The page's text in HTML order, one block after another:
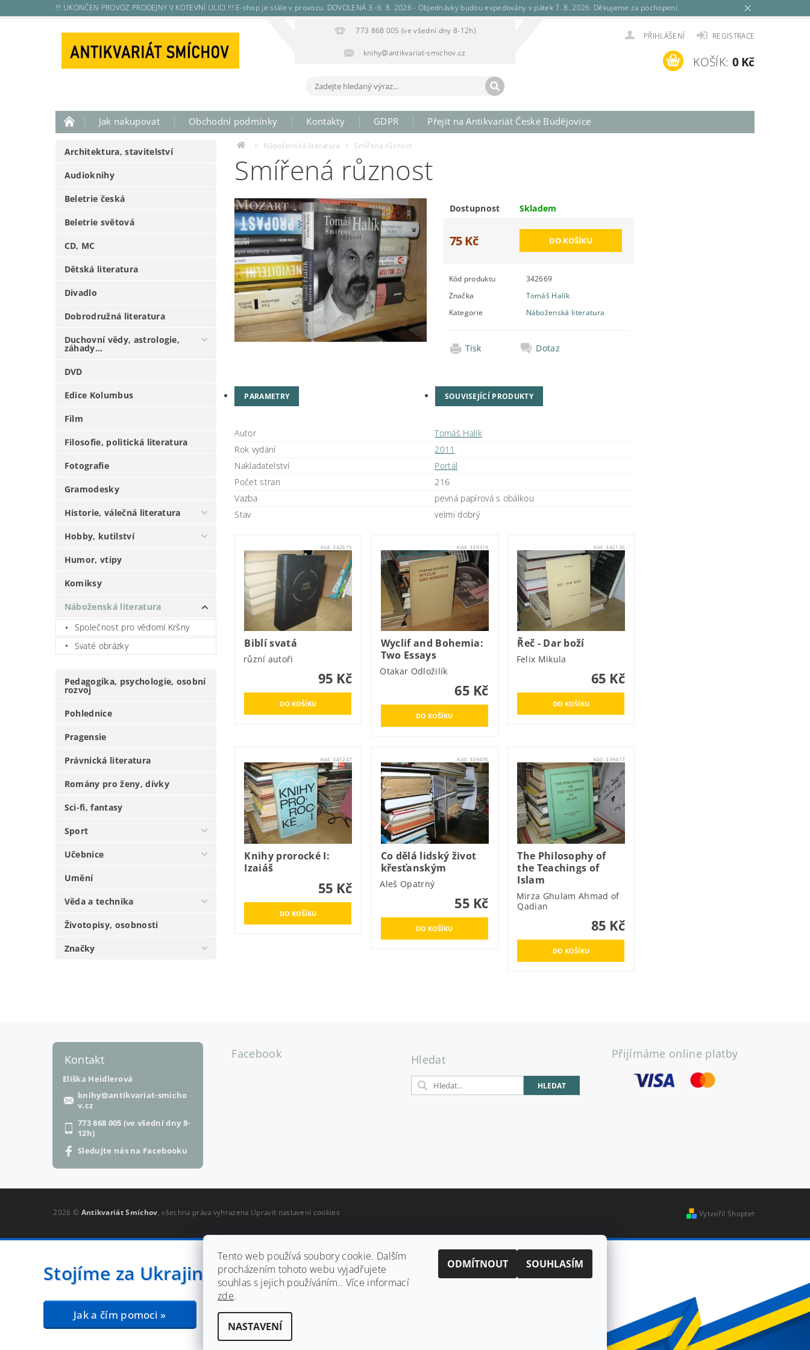
!!! UKONČEN PROVOZ PRODEJNY V KOTEVNÍ ULICI !!! E-shop je stále v provozu. DOVOLENÁ 3.-6. 8. 2026 - Objednávky budou expedovány v pátek 7. 8. 2026. Děkujeme za pochopení.
773 868 005 (ve všední dny 8-12h)
knihy@antikvariat-smichov.cz
PŘIHLÁŠENÍ REGISTRACE
KOŠÍK: 0 Kč
Jak nakupovat Obchodní podmínky Kontakty GDPR Přejít na Antikvariát České Budějovice
Architektura, stavitelství
Audioknihy
Beletrie česká
Beletrie světová
CD, MC
Dětská literatura
Divadlo
Dobrodružná literatura
Duchovní vědy, astrologie,
záhady...
DVD
Edice Kolumbus
Film
Filosofie, politická literatura
Fotografie
Gramodesky
Historie, válečná literatura
Hobby, kutilství
Humor, vtipy
Komiksy
Náboženská literatura
Společnost pro vědomí Kršny
Svaté obrázky
Pedagogika, psychologie, osobní
rozvoj
Pohlednice
Pragensie
Právnická literatura
Romány pro ženy, dívky
Sci-fi, fantasy
Sport
Učebnice
Umění
Věda a technika
Životopisy, osobnosti
Značky
Náboženská literatura Smířená různost
Smířená různost
Dostupnost Skladem
75 Kč
Kód produktu
342669
Značka
Tomáš Halík
Kategorie
Náboženská literatura
Tisk Dotaz
PARAMETRY SOUVISEJÍCÍ PRODUKTY
Autor
Tomáš Halík
Rok vydání
2011
Nakladatelství
Portál
Počet stran
216
Vazba
pevná papírová s obálkou
Stav
velmi dobrý
Kód:342615
Biblí svatá
různí autoři
95 Kč
Kód: 339319
Wyclif and Bohemia:
Two Essays
Otakar Odložilík
65 Kč
Kód:342136
Řeč - Dar boží
Felix Mikula
65 Kč
Kód:341247
Knihy prorocké I:
Izaiáš
55 Kč
Kód: 339476
Co dělá lidský život
křesťanským
Aleš Opatrný
55 Kč
Kód:339417
The Philosophy of
the Teachings of
Islam
Mirza Ghulam Ahmad of
Qadian
85 Kč
Kontakt
Eliška Heidlerová
knihy@antikvariat-smicho
v.cz
773 868 005 (ve všední dny 8-
12h)
Sledujte nás na Facebooku
Facebook Hledat Přijímáme online platby
2026 © Antikvariát Smíchov, všechna práva vyhrazena Upravit nastavení cookies Vytvořil Shoptet
Tento web používá soubory cookie. Dalším
procházením tohoto webu vyjadřujete
souhlas s jejich používáním.. Více informací
zde.
NASTAVENÍ
ODMÍTNOUT SOUHLASÍM
Stojíme za Ukrajinou ❤️
Jak a čím pomoci »